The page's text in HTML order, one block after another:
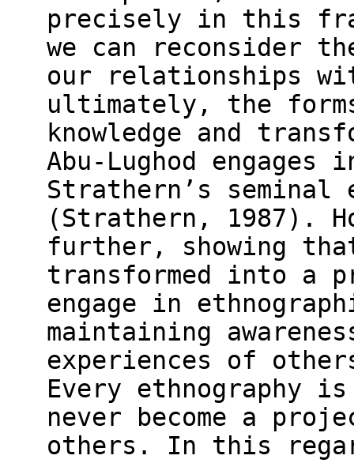
precisely in this
we can reconsider
our relationships
ultimately, the
knowledge and
Abu-Lughod
Strathern’s seminal
(Strathern, 1987).
further, showing
transformed into a
engage in
maintaining
experiences of
Every ethnography
never become a
others. In this